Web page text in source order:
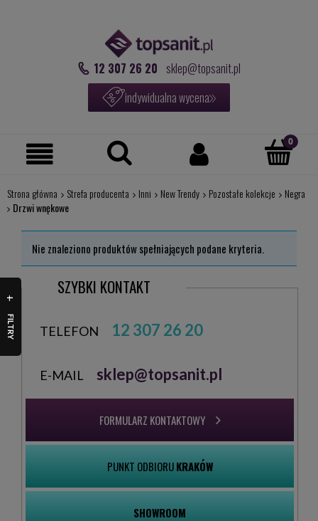
12 307 26 20 sklep@topsanit.pl
indywidualna wycena
Strona główna Strefa producenta Inni New Trendy Pozostałe kolekcje
Negra
Drzwi wnękowe
Nie znaleziono produktów spełniających podane kryteria.
SZYBKI KONTAKT
TELEFON 12 307 26 20
E-MAIL sklep@topsanit.pl
FORMULARZ KONTAKTOWY
PUNKT ODBIORUKRAKÓW
SHOWROOM
FILTRY